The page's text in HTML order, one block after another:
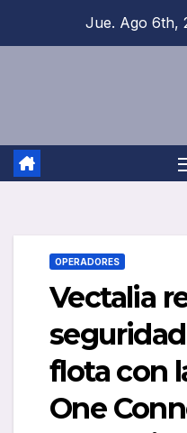
Jue. Ago 6th,
OPERADORES
Vectalia
flota con
One